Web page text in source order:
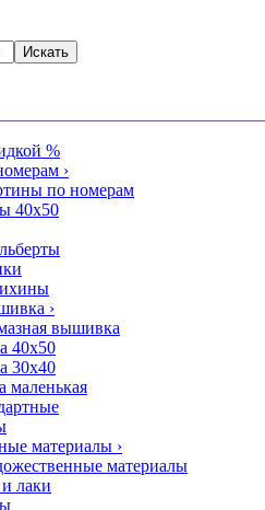
Искать
%
›
по номерам
40x50
›
вышивка
40x50
30x40
маленькая
материалы ›
материалы
лаки